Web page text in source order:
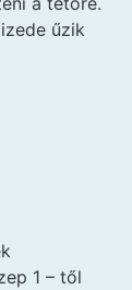
űzik
1 – től